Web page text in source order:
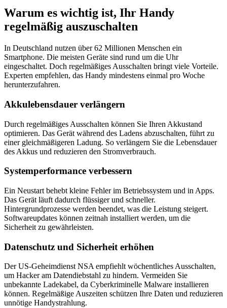
Warum es wichtig ist, Ihr Handy
regelmäßig auszuschalten
In Deutschland nutzen über 62 Millionen Menschen ein
Smartphone. Die meisten Geräte sind rund um die Uhr
eingeschaltet. Doch regelmäßiges Ausschalten bringt viele Vorteile.
Experten empfehlen, das Handy mindestens einmal pro Woche
herunterzufahren.
Akkulebensdauer verlängern
Durch regelmäßiges Ausschalten können Sie Ihren Akkustand
optimieren. Das Gerät während des Ladens abzuschalten, führt zu
einer gleichmäßigeren Ladung. So verlängern Sie die Lebensdauer
des Akkus und reduzieren den Stromverbrauch.
Systemperformance verbessern
Ein Neustart behebt kleine Fehler im Betriebssystem und in Apps.
Das Gerät läuft dadurch flüssiger und schneller.
Hintergrundprozesse werden beendet, was die Leistung steigert.
Softwareupdates können zeitnah installiert werden, um die
Sicherheit zu gewährleisten.
Datenschutz und Sicherheit erhöhen
Der US-Geheimdienst NSA empfiehlt wöchentliches Ausschalten,
um Hacker am Datendiebstahl zu hindern. Vermeiden Sie
unbekannte Ladekabel, da Cyberkriminelle Malware installieren
können. Regelmäßige Auszeiten schützen Ihre Daten und reduzieren
unnötige Handystrahlung.